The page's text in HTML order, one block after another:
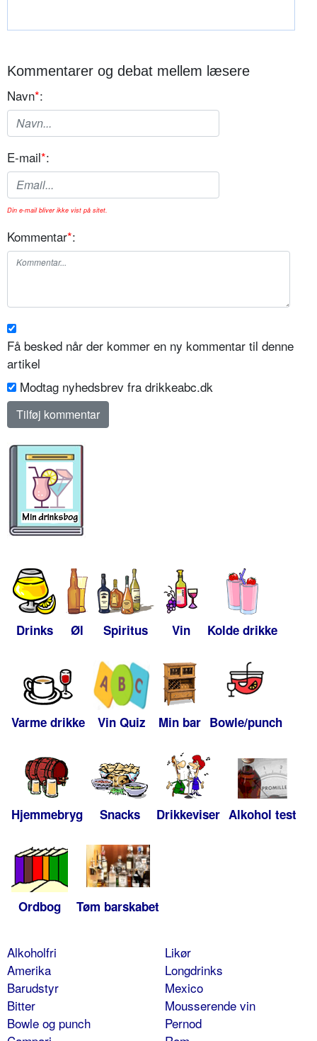
Kommentarer og debat mellem læsere
Navn*:
E-mail*:
Din e-mail bliver ikke vist på sitet.
Kommentar*:
Få besked når der kommer en ny kommentar til denne
artikel
Modtag nyhedsbrev fra drikkeabc.dk
Drinks Øl Spiritus Vin Kolde drikke
Varme drikke Vin Quiz Min bar Bowle/punch
Hjemmebryg Snacks Drikkeviser Alkohol test
Ordbog Tøm barskabet
Alkoholfri
Amerika
Barudstyr
Bitter
Bowle og punch
Likør
Longdrinks
Mexico
Mousserende vin
Pernod